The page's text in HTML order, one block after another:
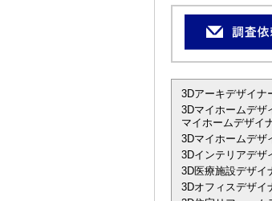
3Dアーキデザイナ
3Dマイホームデザ
マイホームデザイ
3Dマイホームデザ
3Dインテリアデザ
3D医療施設デザイ
3Dオフィスデザイ